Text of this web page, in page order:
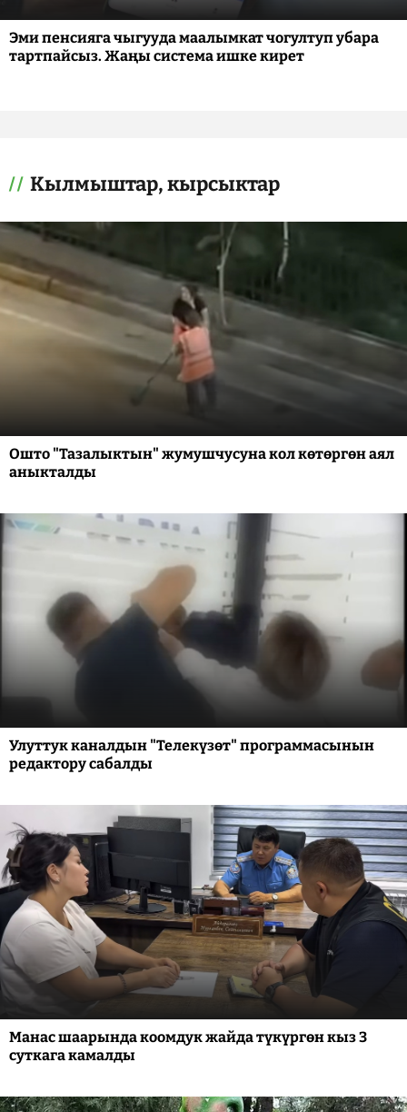
Эми пенсияга чыгууда маалымкат чогултуп убара
тартпайсыз. Жаңы система ишке кирет
Кылмыштар, кырсыктар
Ошто "Тазалыктын" жумушчусуна кол көтөргөн аял
аныкталды
Улуттук каналдын "Телекүзөт" программасынын
редактору сабалды
Манас шаарында коомдук жайда түкүргөн кыз 3
суткага камалды